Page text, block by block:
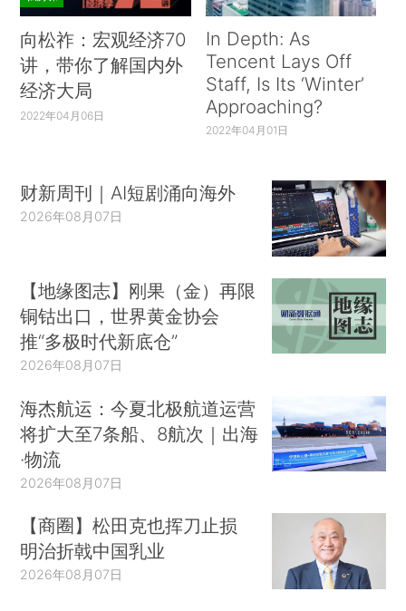
向松祚：宏观经济70
讲，带你了解国内外
经济大局
2022年04月06日
In Depth: As
Tencent Lays Off
Staff, Is Its ‘Winter’
Approaching?
2022年04月01日
财新周刊｜AI短剧涌向海外
2026年08月07日
【地缘图志】刚果（金）再限
铜钴出口，世界黄金协会
推“多极时代新底仓”
2026年08月07日
海杰航运：今夏北极航道运营
将扩大至7条船、8航次｜出海
·物流
2026年08月07日
【商圈】松田克也挥刀止损
明治折戟中国乳业
2026年08月07日